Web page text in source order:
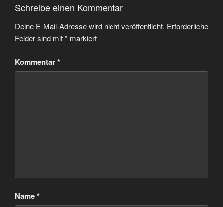
Schreibe einen Kommentar
Deine E-Mail-Adresse wird nicht veröffentlicht. Erforderliche
Felder sind mit* markiert
Kommentar*
Name*